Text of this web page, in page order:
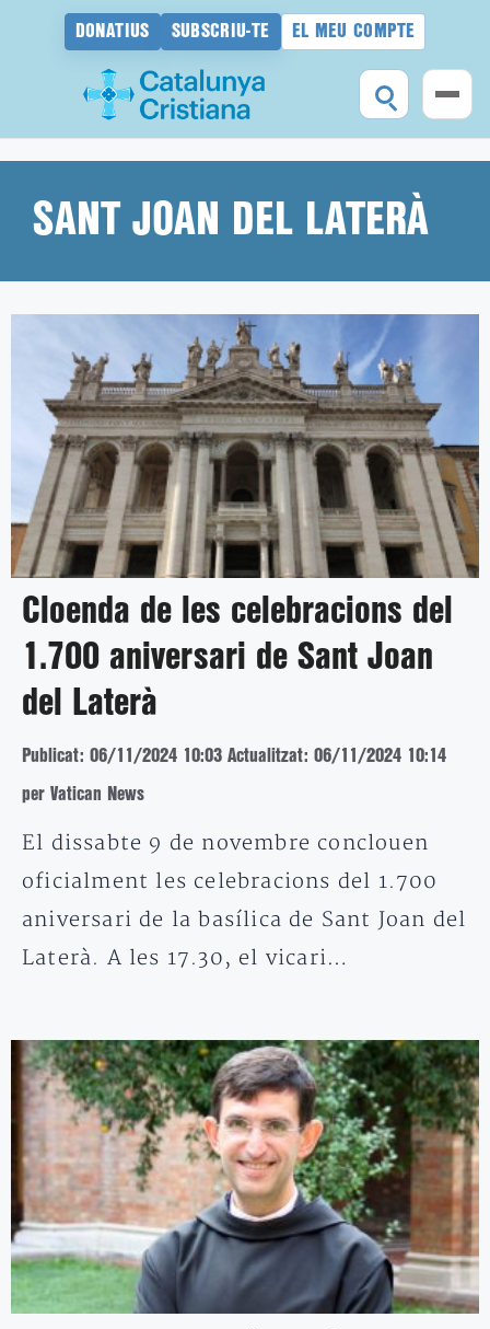
DONATIUS SUBSCRIU-TE EL MEU COMPTE
contingutSANT JOAN DEL LATERÀ
Cloenda de les celebracions del
1.700 aniversari de Sant Joan
del Laterà
Publicat: 06/11/2024 10:03 Actualitzat: 06/11/2024 10:14
per Vatican News
El dissabte 9 de novembre conclouen
oficialment les celebracions del 1.700
aniversari de la basílica de Sant Joan del
Laterà. A les 17.30, el vicari…